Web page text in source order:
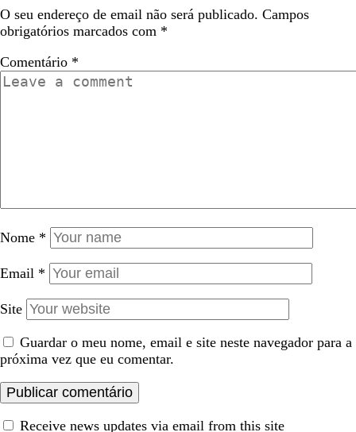
O seu endereço de email não será publicado. Campos
obrigatórios marcados com *
Comentário *
Nome *
Email *
Site
Guardar o meu nome, email e site neste navegador para a
próxima vez que eu comentar.
Receive news updates via email from this site